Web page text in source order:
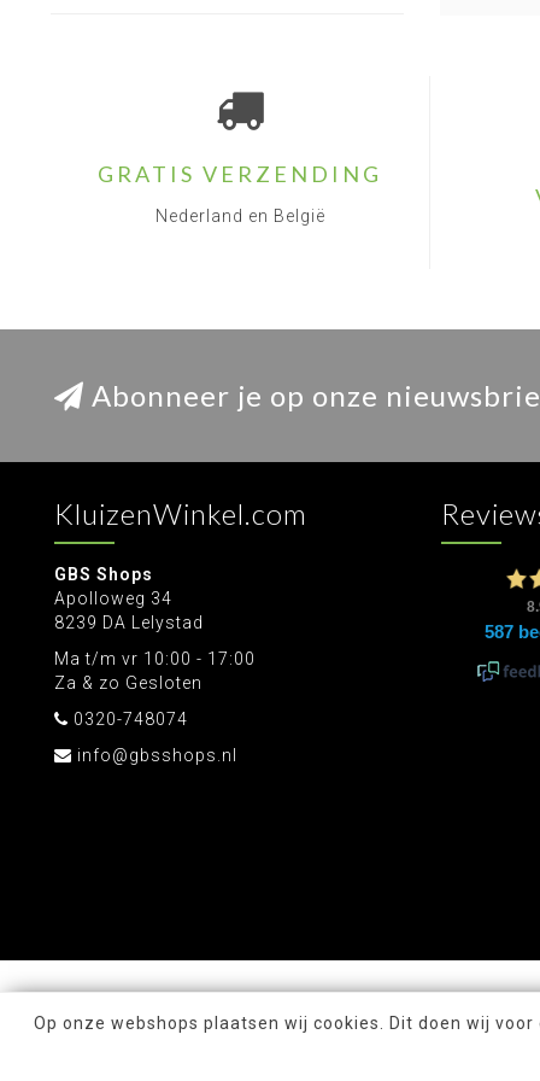
GRATIS VERZENDING
Nederland en België
Abonneer je op onze
KluizenWinkel.com
GBS Shops
Apolloweg 34
8239 DA Lelystad
Ma t/m vr 10:00 - 17:00
Za & zo Gesloten
0320-748074
info@gbsshops.nl
Op onze webshops plaatsen wij cookies. Dit doen wij